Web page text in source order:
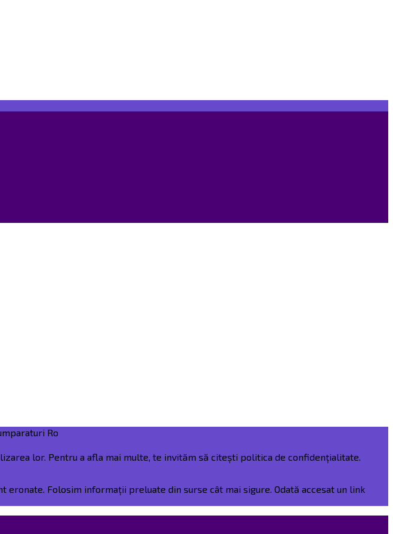
lor. Pentru a afla mai multe, te invităm să citești politica de confidențialitate.
Folosim informații preluate din surse cât mai sigure. Odată accesat un link